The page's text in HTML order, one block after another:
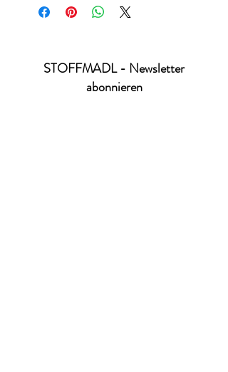
STOFFMADL - Newsletter
abonnieren